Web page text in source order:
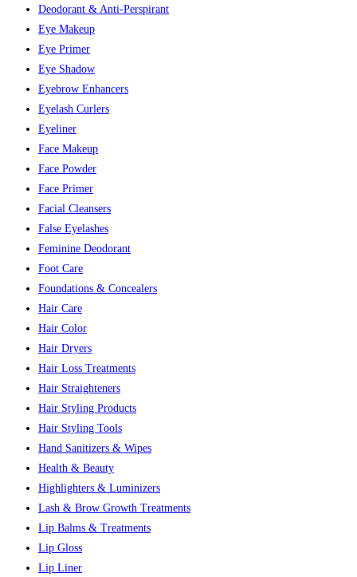
Deodorant & Anti-Perspirant
Eye Makeup
Eye Primer
Eye Shadow
Eyebrow Enhancers
Eyelash Curlers
Eyeliner
Face Makeup
Face Powder
Face Primer
Facial Cleansers
False Eyelashes
Feminine Deodorant
Foot Care
Foundations & Concealers
Hair Care
Hair Color
Hair Dryers
Hair Loss Treatments
Hair Straighteners
Hair Styling Products
Hair Styling Tools
Hand Sanitizers & Wipes
Health & Beauty
Highlighters & Luminizers
Lash & Brow Growth Treatments
Lip Balms & Treatments
Lip Gloss
Lip Liner